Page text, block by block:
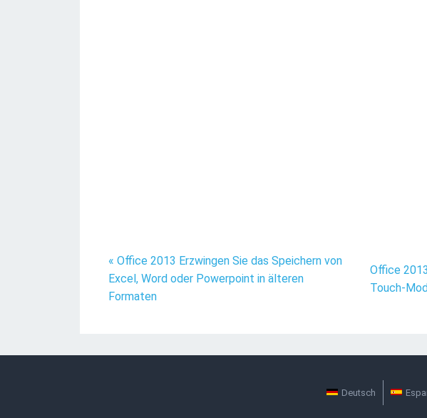
« Office 2013 Erzwingen Sie das Speichern von
Excel, Word oder Powerpoint in älteren
Formaten
Office
Touch-
Deutsch